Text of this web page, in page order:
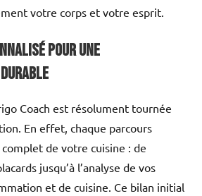
votre corps et votre esprit.
pour une
Coach est résolument tournée
En effet, chaque parcours
de votre cuisine : de
jusqu’à l’analyse de vos
et de cuisine. Ce bilan initial